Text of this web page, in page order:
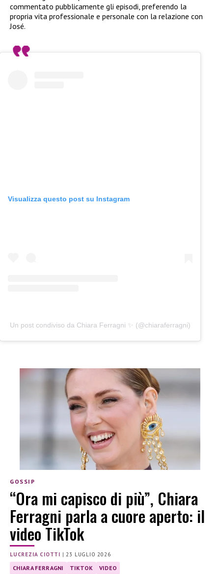
commentato pubblicamente gli episodi, preferendo la
propria vita professionale e personale con la relazione con
José.
Visualizza questo post su Instagram
Un post condiviso da Chiara Ferragni ✨ (@chiaraferragni)
GOSSIP
“Ora mi capisco di più”, Chiara
Ferragni parla a cuore aperto: il
video TikTok
LUCREZIA CIOTTI |23 LUGLIO 2026
CHIARA FERRAGNI TIKTOK VIDEO